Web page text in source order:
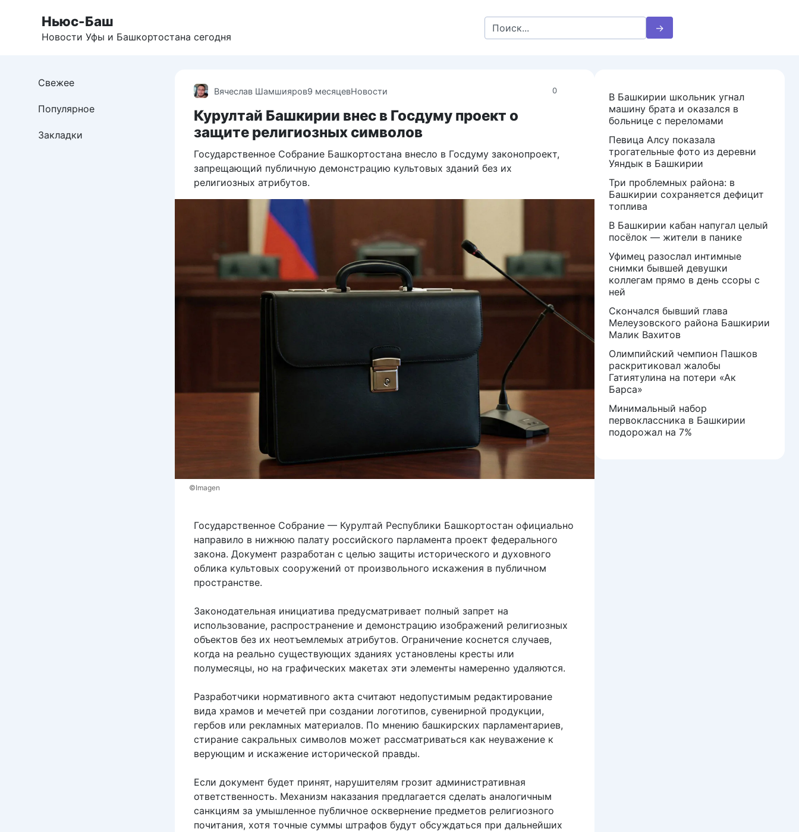
Ньюс-Баш
Новости Уфы и Башкортостана сегодня
Search
for:
0
Вячеслав Шамшияров9 месяцевНовости
Курултай Башкирии внес в Госдуму проект о
защите религиозных символов
Государственное Собрание Башкортостана внесло в Госдуму законопроект,
запрещающий публичную демонстрацию культовых зданий без их
религиозных атрибутов.
©Imagen
Государственное Собрание — Курултай Республики Башкортостан официально
направило в нижнюю палату российского парламента проект федерального
закона. Документ разработан с целью защиты исторического и духовного
облика культовых сооружений от произвольного искажения в публичном
пространстве.
Законодательная инициатива предусматривает полный запрет на
использование, распространение и демонстрацию изображений религиозных
объектов без их неотъемлемых атрибутов. Ограничение коснется случаев,
когда на реально существующих зданиях установлены кресты или
полумесяцы, но на графических макетах эти элементы намеренно удаляются.
Разработчики нормативного акта считают недопустимым редактирование
вида храмов и мечетей при создании логотипов, сувенирной продукции,
гербов или рекламных материалов. По мнению башкирских парламентариев,
стирание сакральных символов может рассматриваться как неуважение к
верующим и искажение исторической правды.
Если документ будет принят, нарушителям грозит административная
ответственность. Механизм наказания предлагается сделать аналогичным
санкциям за умышленное публичное осквернение предметов религиозного
почитания, хотя точные суммы штрафов будут обсуждаться при дальнейших
Свежее
Популярное
Закладки
В Башкирии школьник угнал
машину брата и оказался в
больнице с переломами
Певица Алсу показала
трогательные фото из деревни
Уяндык в Башкирии
Три проблемных района: в
Башкирии сохраняется дефицит
топлива
В Башкирии кабан напугал целый
посёлок — жители в панике
Уфимец разослал интимные
снимки бывшей девушки
коллегам прямо в день ссоры с
ней
Скончался бывший глава
Мелеузовского района Башкирии
Малик Вахитов
Олимпийский чемпион Пашков
раскритиковал жалобы
Гатиятулина на потери «Ак
Барса»
Минимальный набор
первоклассника в Башкирии
подорожал на 7%